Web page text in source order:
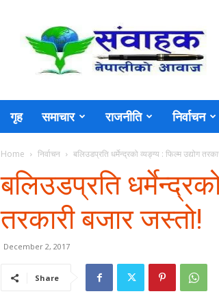
Sambahak
गृह समाचार राजनीति निर्वाचन
Home निर्वाचन बलिउडप्रति धर्मेन्द्रको व्यङ्ग्य : फिल्म उद्योग
बलिउडप्रति
तरकारी बजार जस्तो!
December 2, 2017
Share